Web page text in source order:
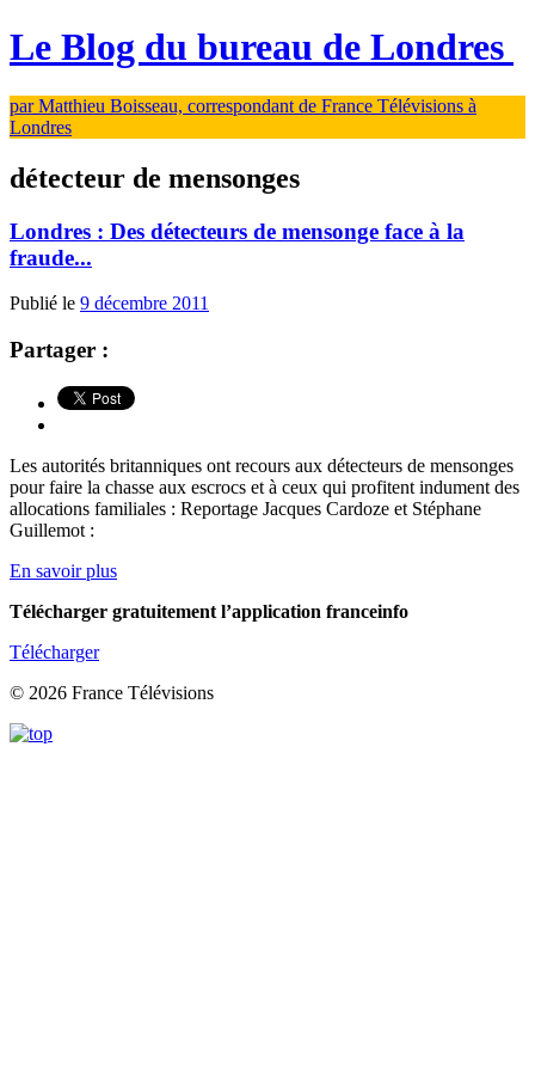
Le Blog du bureau de Londres
par Matthieu Boisseau, correspondant de France Télévisions à
Londres
détecteur de mensonges
Londres : Des détecteurs de mensonge face à la
fraude...
Publié le 9 décembre 2011
Partager :
Les autorités britanniques ont recours aux détecteurs de mensonges
pour faire la chasse aux escrocs et à ceux qui profitent indument des
allocations familiales : Reportage Jacques Cardoze et Stéphane
Guillemot :
En savoir plus
Télécharger gratuitement l’application franceinfo
Télécharger
© 2026 France Télévisions